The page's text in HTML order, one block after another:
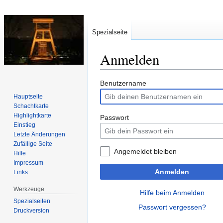
Anmelden
Zur
Navigation
springen
Zur
Suche
springen
Benutzername
Passwort
Angemeldet bleiben
Anmelden
Hilfe beim Anmelden
Passwort vergessen?
Spezialseite
Hauptseite
Schachtkarte
Highlightkarte
Einstieg
Letzte Änderungen
Zufällige Seite
Hilfe
Impressum
Links
Werkzeuge
Spezialseiten
Druckversion